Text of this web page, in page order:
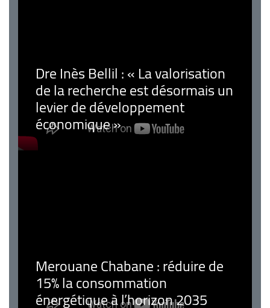
Dre Inès Bellil : « La valorisation
de la recherche est désormais un
levier de développement
économique »
Merouane Chabane : réduire de
15% la consommation
énergétique à l’horizon 2035